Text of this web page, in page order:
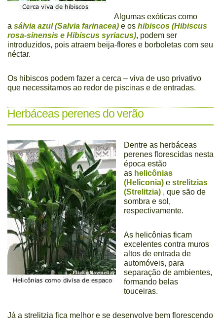
Algumas exóticas como
a sálvia azul (Salvia farinacea) e os hibiscos (Hibiscus
rosa-sinensis e Hibiscus syriacus), podem ser
introduzidos, pois atraem beija-flores e borboletas com seu
néctar.
Os hibiscos podem fazer a cerca – viva de uso privativo
que necessitamos ao redor de piscinas e de entradas.
Herbáceas perenes do verão
Dentre as herbáceas
perenes florescidas nesta
época estão
as helicônias
(Heliconia) e strelitzias
(Strelitzia) , que são de
sombra e sol,
respectivamente.
As helicônias ficam
excelentes contra muros
altos de entrada de
automóveis, para
separação de ambientes,
formando belas
touceiras.
Já a strelitzia fica melhor e se desenvolve bem florescendo